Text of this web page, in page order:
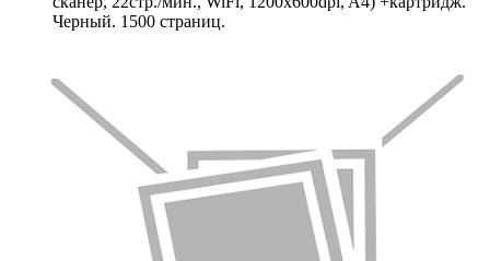
Черный. 1500 страниц.